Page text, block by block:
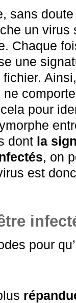
sans
un virus
Chaque
une
pour
dont la
, on
est
pour